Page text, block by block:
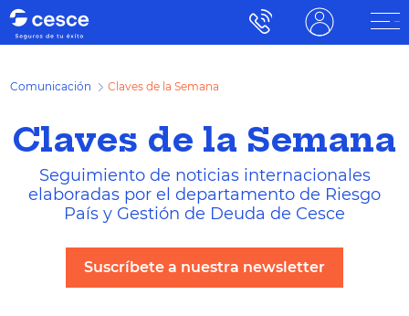
Comunicación Claves de la Semana
Claves de la Semana
Seguimiento de noticias internacionales
elaboradas por el departamento de Riesgo
País y Gestión de Deuda de Cesce
Suscríbete a nuestra newsletter